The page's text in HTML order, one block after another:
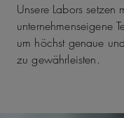
Unsere Labors setzen
unternehmenseigene
um höchst genaue
zu gewährleisten.